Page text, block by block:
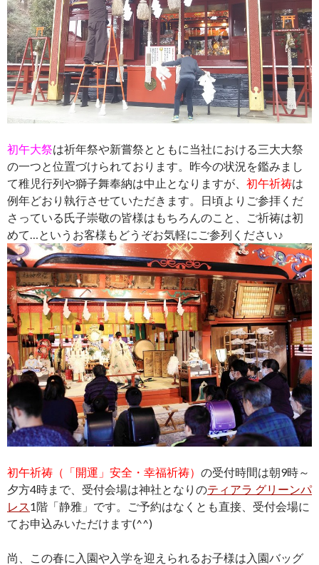
初午大祭は祈年祭や新嘗祭とともに当社における三大大祭
の一つと位置づけられております。昨今の状況を鑑みまし
て稚児行列や獅子舞奉納は中止となりますが、 初午祈祷は
例年どおり執行させていただきます。日頃よりご参拝くだ
さっている氏子崇敬の皆様はもちろんのこと、ご祈祷は初
めて…というお客様もどうぞお気軽にご参列ください♪
初午祈祷（「開運」安全・幸福祈祷） の受付時間は朝9時～
夕方4時まで、受付会場は神社となりのティアラ グリーンパ
レス1階「静雅」です。ご予約はなくとも直接、受付会場に
てお申込みいただけます(^^)
尚、この春に入園や入学を迎えられるお子様は入園バッグ